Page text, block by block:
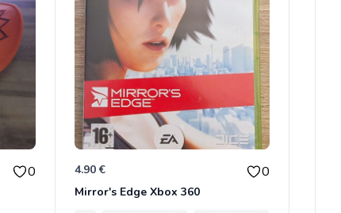
0 4.90 € 0
Mirror's Edge Xbox 360